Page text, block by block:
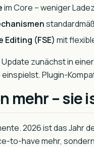
im Core – weniger
Editing (FSE) mit
zunächst in
Plugin-
mehr – sie
2026 ist das Jahr
to-have mehr,